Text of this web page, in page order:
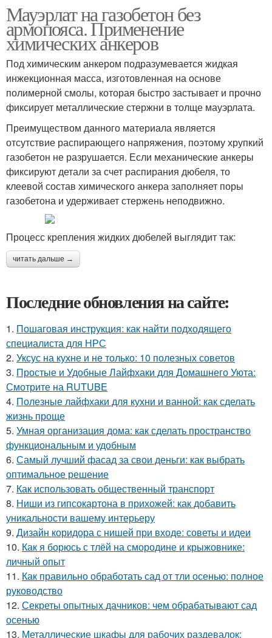
Мауэрлат на газобетон без
армопояса. Применение
химических анкеров
Под химическим анкером подразумевается жидкая
инжекционная масса, изготовленная на основе
полимерной смолы, которая быстро застывает и прочно
фиксирует металлические стержни в толще мауэрлата.
Преимуществом данного материала является
отсутствие распирающего напряжения, поэтому хрупкий
газобетон не разрушается. Если механические анкеры
фиксируют детали за счет распирания дюбеля, то
клеевой состав химического анкера заполняет поры
газобетона и удерживает стержень неподвижно.
Процесс крепления жидких дюбелей выглядит так:
читать дальше →
Последние обновления на сайте:
1. Пошаговая инструкция: как найти подходящего
специалиста для НРС
2. Уксус на кухне и не только: 10 полезных советов
3. Простые и Удобные Лайфхаки для Домашнего Уюта:
Смотрите на RUTUBE
4. Полезные лайфхаки для кухни и ванной: как сделать
жизнь проще
5. Умная организация дома: как сделать пространство
функциональным и удобным
6. Самый лучший фасад за свои деньги: как выбрать
оптимальное решение
7. Как использовать общественный транспорт
8. Ниши из гипсокартона в прихожей: как добавить
уникальности вашему интерьеру
9. Дизайн коридора с нишей при входе: советы и идеи
10. Как я борюсь с тлёй на смородине и крыжовнике:
личный опыт
11. Как правильно обработать сад от тли осенью: полное
руководство
12. Секреты опытных дачников: чем обрабатывают сад
осенью
13. Металлические шкафы для рабочих раздевалок: